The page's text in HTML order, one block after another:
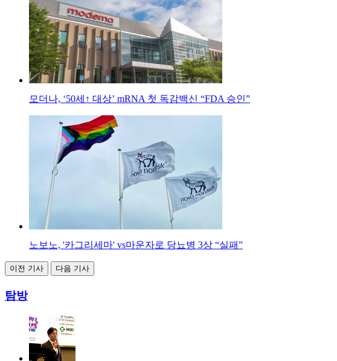
모더나, ‘50세↑ 대상’ mRNA 첫 독감백신 “FDA 승인”
노보노, '카그리세마' vs마운자로 당뇨병 3상 “실패”
이전 기사 다음 기사
탐방